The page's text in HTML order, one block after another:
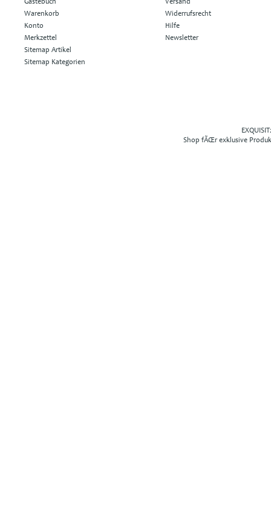
Gästebuch
Warenkorb
Konto
Merkzettel
Sitemap Artikel
Sitemap Kategorien
Versand
Widerrufsrecht
Hilfe
Newsletter
Shop fÃŒr exklusive